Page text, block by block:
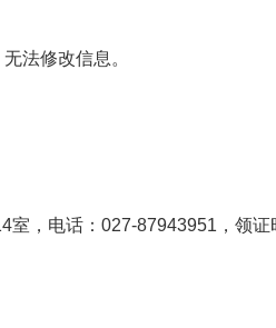
法修改信息。
，电话：027-87943951，领证